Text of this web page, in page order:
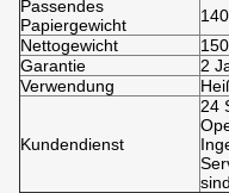
Passendes
Papiergewicht
Nettogewicht
Garantie
2
Verwendung
Kundendienst
24
sind